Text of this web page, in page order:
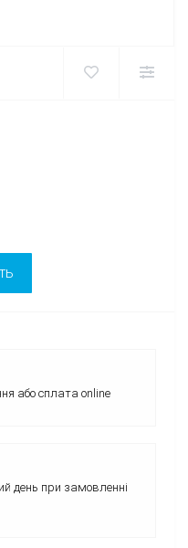
або сплата online
день при замовленні